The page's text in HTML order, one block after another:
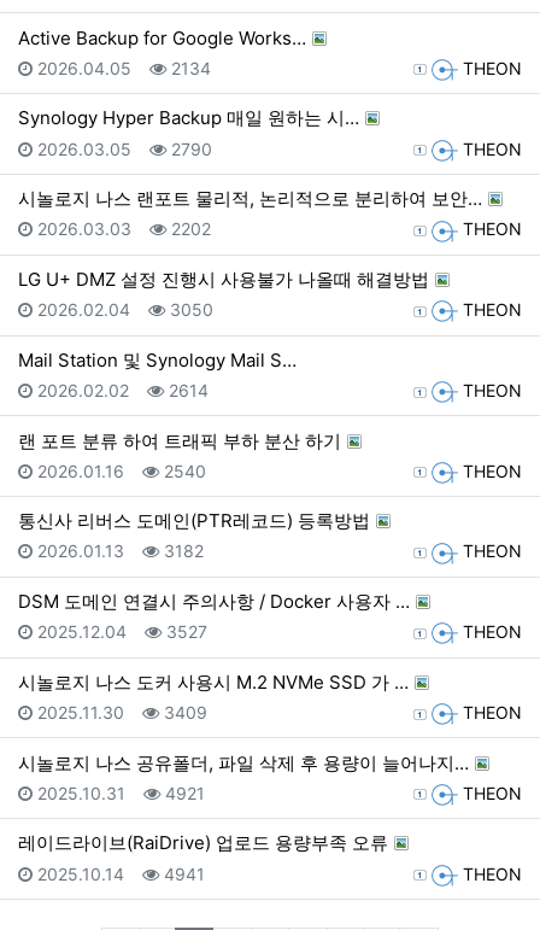
Active Backup for Google Works…
등록자 THEON
등록일
2026.04.05 조회
2134
Synology Hyper Backup 매일 원하는 시…
등록자 THEON
등록일
2026.03.05 조회
2790
시놀로지 나스 랜포트 물리적, 논리적으로 분리하여 보안…
등록자 THEON
등록일
2026.03.03 조회
2202
LG U+ DMZ 설정 진행시 사용불가 나올때 해결방법
등록자 THEON
등록일
2026.02.04 조회
3050
Mail Station 및 Synology Mail S…
등록자 THEON
등록일
2026.02.02 조회
2614
랜 포트 분류 하여 트래픽 부하 분산 하기
등록자 THEON
등록일
2026.01.16 조회
2540
통신사 리버스 도메인(PTR레코드) 등록방법
등록자 THEON
등록일
2026.01.13 조회
3182
DSM 도메인 연결시 주의사항 / Docker 사용자 …
등록자 THEON
등록일
2025.12.04 조회
3527
시놀로지 나스 도커 사용시 M.2 NVMe SSD 가 …
등록자 THEON
등록일
2025.11.30 조회
3409
시놀로지 나스 공유폴더, 파일 삭제 후 용량이 늘어나지…
등록자 THEON
등록일
2025.10.31 조회
4921
레이드라이브(RaiDrive) 업로드 용량부족 오류
등록자 THEON
등록일
2025.10.14 조회
4941